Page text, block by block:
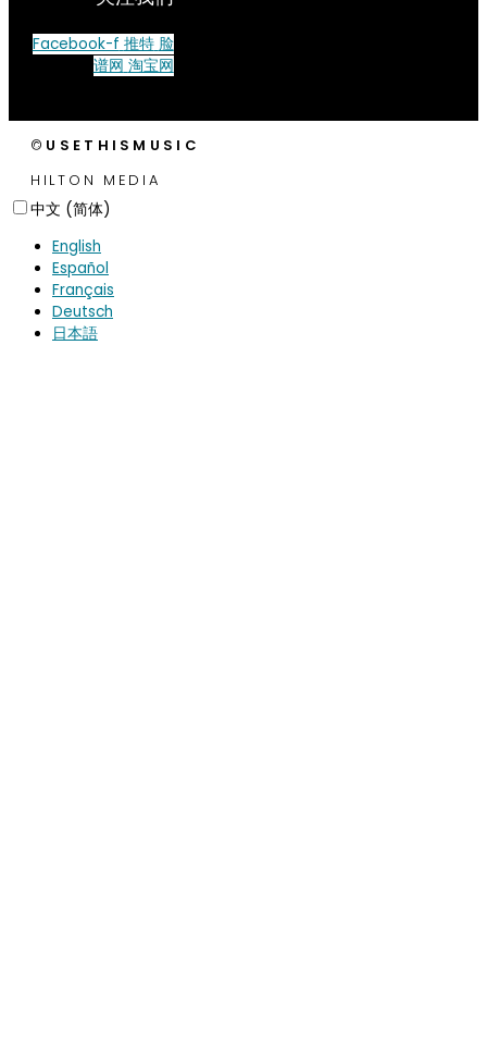
Facebook-f 推特 脸
谱网 淘宝网
© USETHISMUSIC
HILTON MEDIA
中文 (简体)
English
Español
Français
Deutsch
日本語